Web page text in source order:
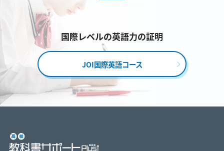
国際レベルの英語力の証明
JOI国際英語コース